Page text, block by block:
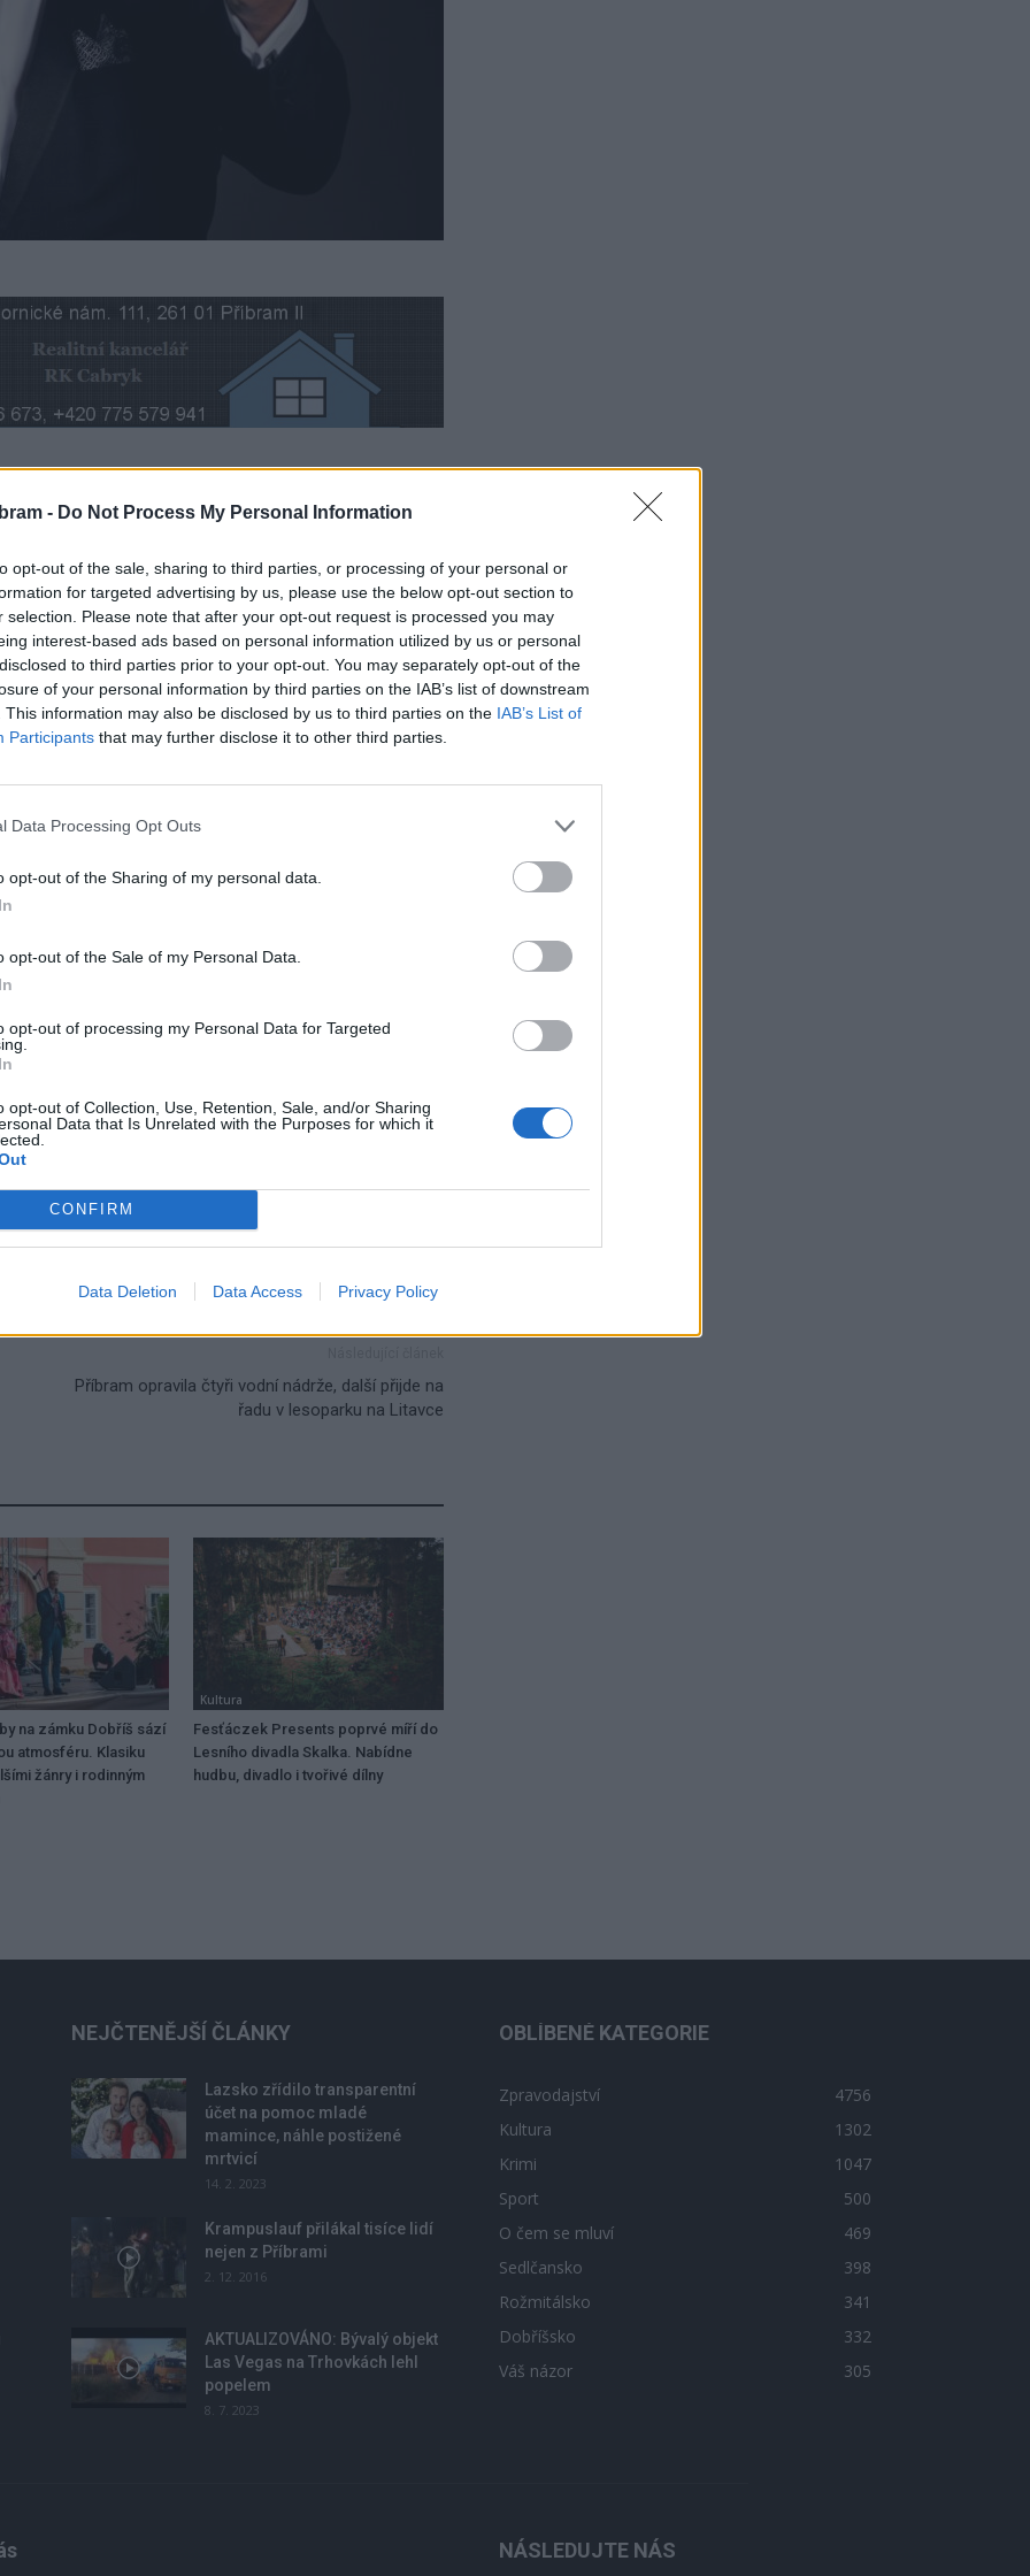
- Do Not Process My Personal Information
opt-out of the sale, sharing to third parties, or processing of your personal or
for targeted advertising by us, please use the below opt-out section to
selection. Please note that after your opt-out request is processed you may
interest-based ads based on personal information utilized by us or personal
to third parties prior to your opt-out. You may separately opt-out of the
of your personal information by third parties on the IAB’s list of downstream
This information may also be disclosed by us to third parties on the IAB’s List of
Participants that may further disclose it to other third parties.
Data Processing Opt Outs
opt-out of the Sharing of my personal data.
opt-out of the Sale of my Personal Data.
opt-out of processing my Personal Data for Targeted
opt-out of Collection, Use, Retention, Sale, and/or Sharing
Data that Is Unrelated with the Purposes for which it
CONFIRM
Data Deletion Data Access Privacy Policy
humoru, písniček i překvapení. Dorazí sem stand-
speciálemProtože můžu, který uvede v sobotu
jsou zvyklí. Nový program tvoří jeden ucelený příběh,
songy s kytarou. Komik si navíc stanovil netradiční
autora však rozhodně nepůjde o umírněný večer, ale
zároveň.
stand-up scény. Diváci ho znají z pořadů Na stojáka či
nebo z internetového pořadu Na rudlu. Kromě toho stojí
a Komedyfest a vystupuje také jako písničkář
slibují večer plný originálního humoru a nového
Junior klubu v Příbrami. Předprodej vstupenek
Příbram opravila čtyři vodní nádrže, další přijde na
řadu v lesoparku na Litavce
na zámku Dobříš sází
atmosféru. Klasiku
žánry i rodinným
Kultura
Fesťáczek Presents poprvé míří do
Lesního divadla Skalka. Nabídne
hudbu, divadlo i tvořivé dílny
NEJČTENĚJŠÍ ČLÁNKY
Lazsko zřídilo transparentní
účet na pomoc mladé
mamince, náhle postižené
mrtvicí
14. 2. 2023
Krampuslauf přilákal tisíce lidí
nejen z Příbrami
2. 12. 2016
AKTUALIZOVÁNO: Bývalý objekt
Las Vegas na Trhovkách lehl
popelem
8. 7. 2023
OBLÍBENÉ KATEGORIE
Zpravodajství
4756
Kultura
1302
Krimi
1047
Sport
500
O čem se mluví
469
Sedlčansko
398
Rožmitálsko
341
Dobříšsko
332
Váš názor
305
NÁSLEDUJTE NÁS